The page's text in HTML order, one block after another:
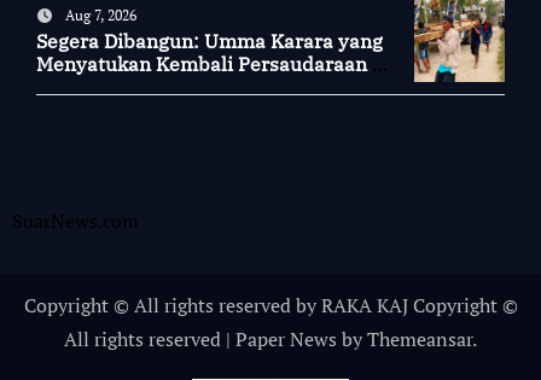
Aug 7, 2026
Segera Dibangun: Umma Karara yang
Menyatukan Kembali Persaudaraan di
SuarNews.com
Copyright © All rights reserved by RAKA KAJ Copyright ©
All rights reserved | Paper News byThemeansar.